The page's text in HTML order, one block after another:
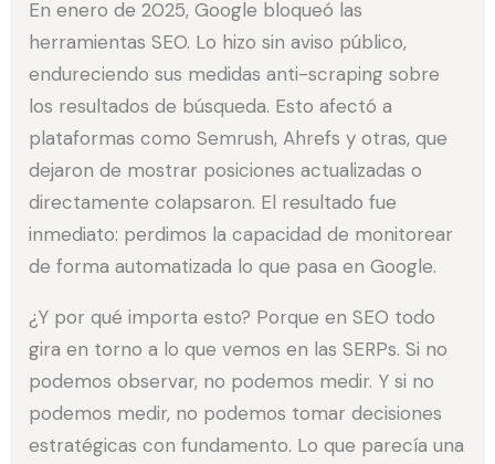
En enero de 2025, Google bloqueó las
herramientas SEO. Lo hizo sin aviso público,
endureciendo sus medidas anti-scraping sobre
los resultados de búsqueda. Esto afectó a
plataformas como Semrush, Ahrefs y otras, que
dejaron de mostrar posiciones actualizadas o
directamente colapsaron. El resultado fue
inmediato: perdimos la capacidad de monitorear
de forma automatizada lo que pasa en Google.
¿Y por qué importa esto? Porque en SEO todo
gira en torno a lo que vemos en las SERPs. Si no
podemos observar, no podemos medir. Y si no
podemos medir, no podemos tomar decisiones
estratégicas con fundamento. Lo que parecía una